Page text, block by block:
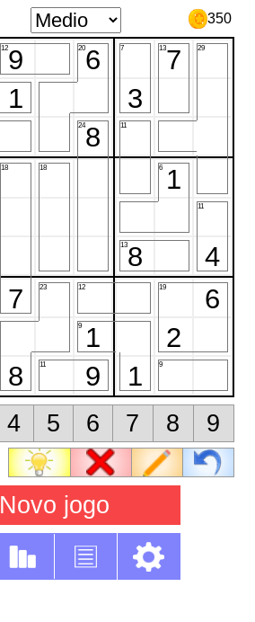
350
129 206
1
248
7 137 29
3
11
18 18 6 1
11
138 4
7 23 12
9
1
8
11 9
19
6
2
1
9
4 5 6 7 8 9
Novo jogo